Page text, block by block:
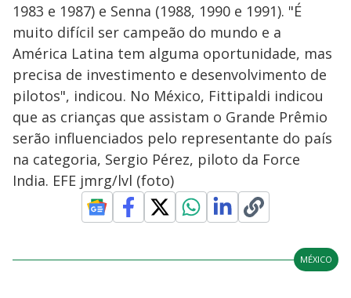
1983 e 1987) e Senna (1988, 1990 e 1991). "É
muito difícil ser campeão do mundo e a
América Latina tem alguma oportunidade, mas
precisa de investimento e desenvolvimento de
pilotos", indicou. No México, Fittipaldi indicou
que as crianças que assistam o Grande Prêmio
serão influenciados pelo representante do país
na categoria, Sergio Pérez, piloto da Force
India. EFE jmrg/lvl (foto)
MÉXICO